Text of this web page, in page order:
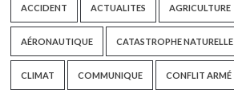
ACCIDENT ACTUALITES AGRICULTURE
AÉRONAUTIQUE CATASTROPHE NATURELLE
CLIMAT COMMUNIQUE CONFLIT ARMÉ